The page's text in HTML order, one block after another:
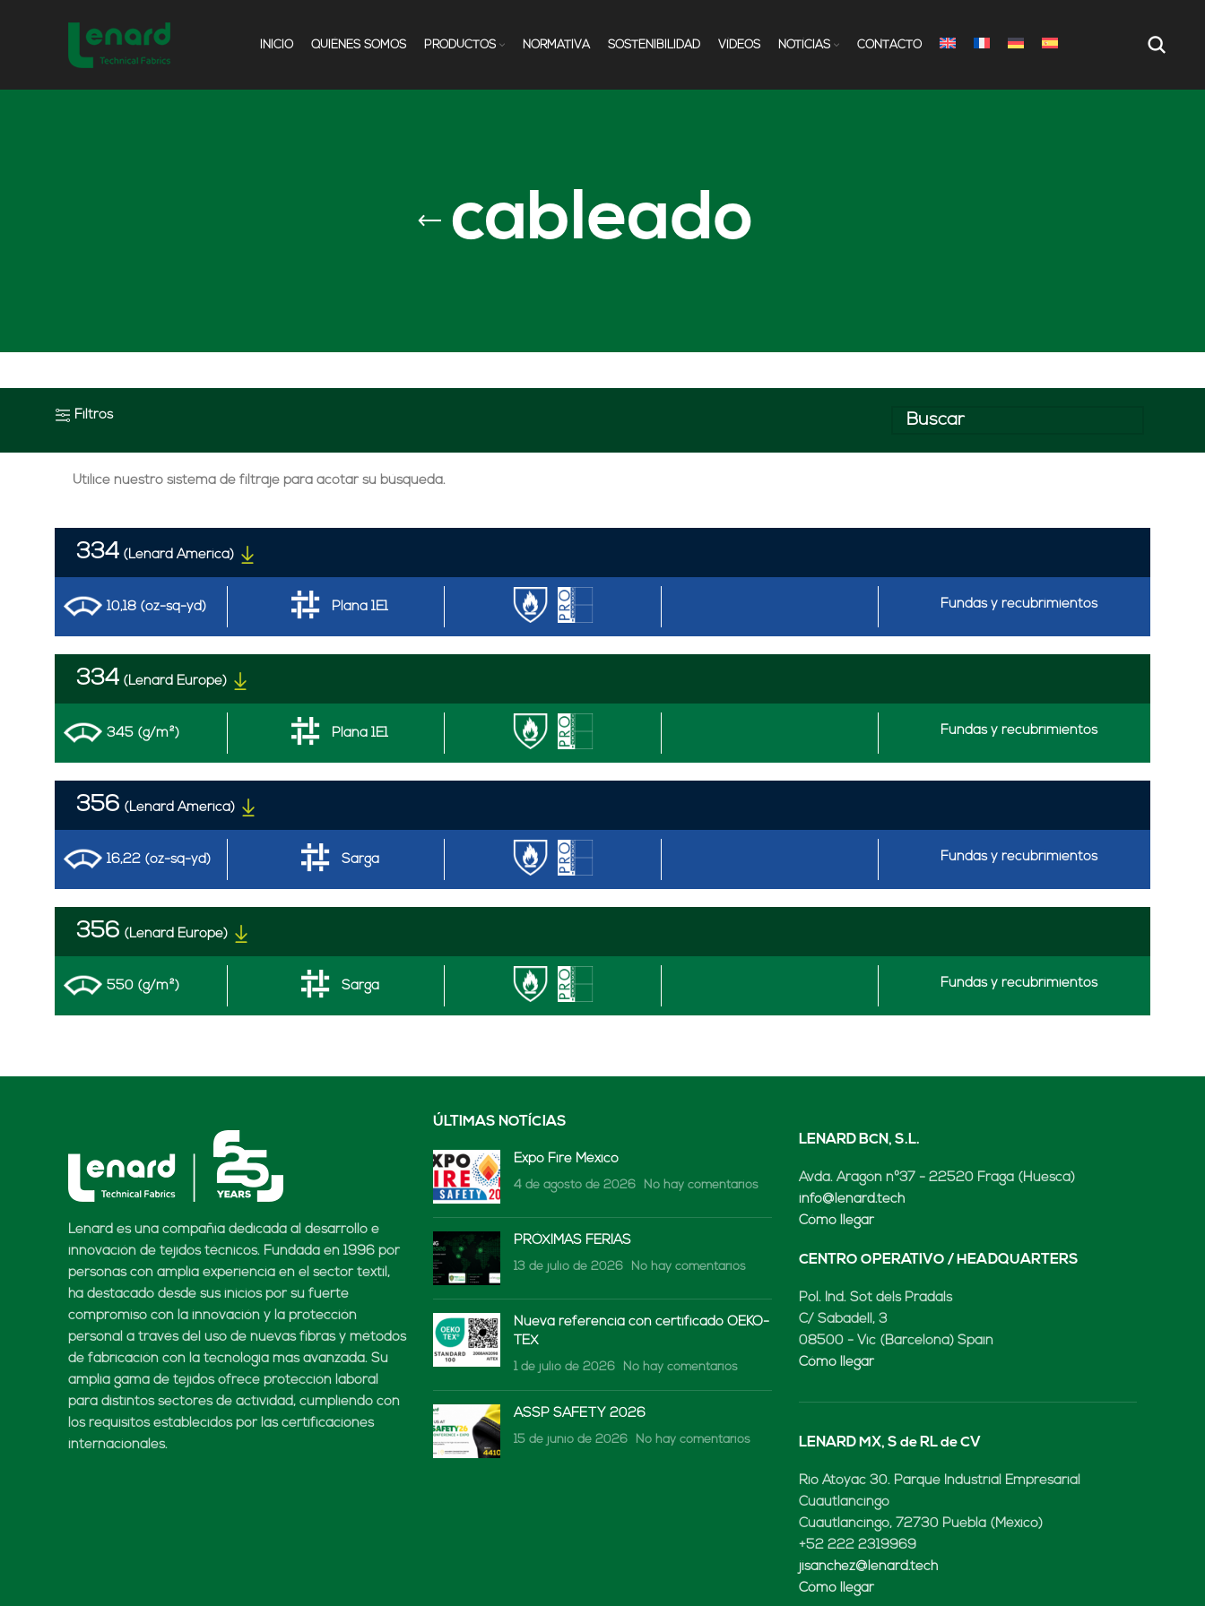
INICIO QUIÉNES SOMOS PRODUCTOS NORMATIVA SOSTENIBILIDAD VÍDEOS NOTÍCIAS CONTACTO
cableado
Filtros
Utilice nuestro sistema de filtraje para acotar su búsqueda.
334 (Lenard America)
10,18 (oz-sq-yd) Plana 1E1 Fundas y recubrimientos
334 (Lenard Europe)
345 (g/m²) Plana 1E1 Fundas y recubrimientos
356 (Lenard America)
16,22 (oz-sq-yd) Sarga Fundas y recubrimientos
356 (Lenard Europe)
550 (g/m²) Sarga Fundas y recubrimientos
Lenard es una compañía dedicada al desarrollo e
innovación de tejidos técnicos. Fundada en 1996 por
personas con amplia experiencia en el sector textil,
ha destacado desde sus inicios por su fuerte
compromiso con la innovación y la protección
personal a través del uso de nuevas fibras y métodos
de fabricación con la tecnología más avanzada. Su
amplia gama de tejidos ofrece protección laboral
para distintos sectores de actividad, cumpliendo con
los requisitos establecidos por las certificaciones
internacionales.
ÚLTIMAS NOTÍCIAS
Expo Fire México
4 de agosto de 2026 No hay comentarios
PRÓXIMAS FERIAS
13 de julio de 2026 No hay comentarios
Nueva referencia con certificado OEKO-
TEX
1 de julio de 2026 No hay comentarios
ASSP SAFETY 2026
15 de junio de 2026 No hay comentarios
LENARD BCN, S.L.
Avda. Aragón nº37 - 22520 Fraga (Huesca)
info@lenard.tech
Cómo llegar
CENTRO OPERATIVO / HEADQUARTERS
Pol. Ind. Sot dels Pradals
C/ Sabadell, 3
08500 - Vic (Barcelona) Spain
Cómo llegar
LENARD MX, S de RL de CV
Rio Atoyac 30. Parque Industrial Empresarial
Cuautlancingo
Cuautlancingo, 72730 Puebla (México)
+52 222 2319969
jisanchez@lenard.tech
Cómo llegar